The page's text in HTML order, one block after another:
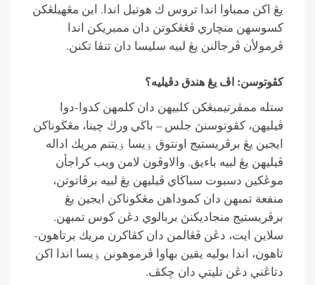
يڠ اكن ممباوا اندا تروس ك هوتيل اندا. اين مڠهيلڠكن
كسوسهن منچاري ڤڠڠكوتن دان ممبريكن اندا
ڤرمولأن ڤرجالنن يڠ لبيه سليسا دان تنڤا تكنن.
كڤوتوسن: اڤ يڠ هندق دڤيليه؟
ستله ممڤرتيمبڠكن كلبيهن دان كلمهن كدوا-دوا
ڤيليهن، كڤوتوسنڽ جلس – باڬي ورڬ چينا، مڠڬوناكن
ايجين يڠ برڤريستيج اونتوق ۏيسا ۏيتنم مريك اداله
ڤيليهن يڠ لبيه باءيق. والاوڤون لامن ويب كراجأن
موڠكين دسبوت سباڬاي ڤيليهن يڠ لبيه برڤاتوتن،
منفعة تمبهن دان كموداهن مڠڬوناكن ايجين يڠ
برڤريستيج منجاديكنڽ بربالوي دڠن كوس تمبهن.
سلاين ايت، دڠن ڤڠالمن دان كڤاكرن مريك برتاهون-
تاهون، اندا بوليه يقين بهاوا ڤرموهونن ۏيسا اندا اكن
دتاڠني دڠن تليتي دان چكڤ.